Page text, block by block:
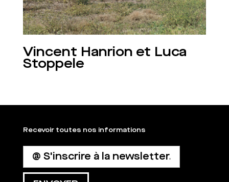
Vincent Hanrion et Luca
Stoppele
Recevoir toutes nos informations